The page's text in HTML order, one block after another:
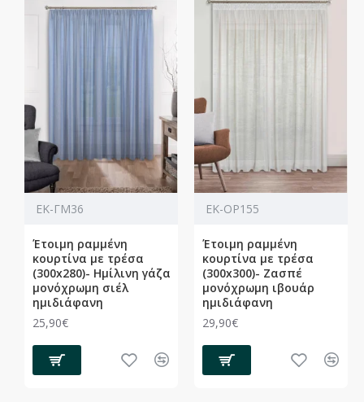
ΕΚ-ΓΜ36
Έτοιμη ραμμένη
κουρτίνα με τρέσα
(300x280)- Ημίλινη γάζα
μονόχρωμη σιέλ
ημιδιάφανη
25,90€
ΕΚ-ΟΡ155
Έτοιμη ραμμένη
κουρτίνα με τρέσα
(300x300)- Ζασπέ
μονόχρωμη ιβουάρ
ημιδιάφανη
29,90€